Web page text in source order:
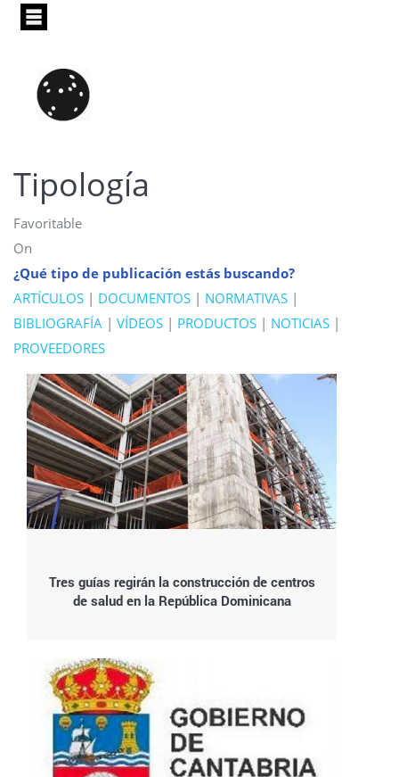
Pasar
principal
Tipología
Favoritable
On
¿Qué tipo de publicación estás buscando?
ARTÍCULOS | DOCUMENTOS | NORMATIVAS |
BIBLIOGRAFÍA | VÍDEOS | PRODUCTOS | NOTICIAS |
PROVEEDORES
Tres guías regirán la construcción de centros
de salud en la República Dominicana